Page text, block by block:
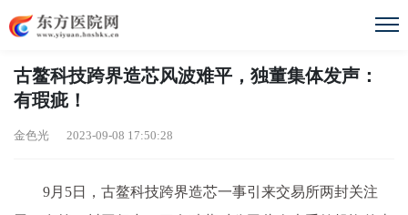
古鳌科技跨界造芯风波难平，独董集体发声：
有瑕疵！
金色光 2023-09-08 17:50:28
9月5日，古鳌科技跨界造芯一事引来交易所两封关注